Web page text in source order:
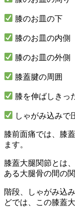
膝のお皿の下
膝のお皿の内側
膝のお皿の外側
膝蓋腱の周囲
膝を伸ばしきっ
しゃがみ込みで
膝前面痛では、膝
ます。
膝蓋大腿関節とは
ある大腿骨の間の関
階段、しゃがみ込
どでは、この膝蓋